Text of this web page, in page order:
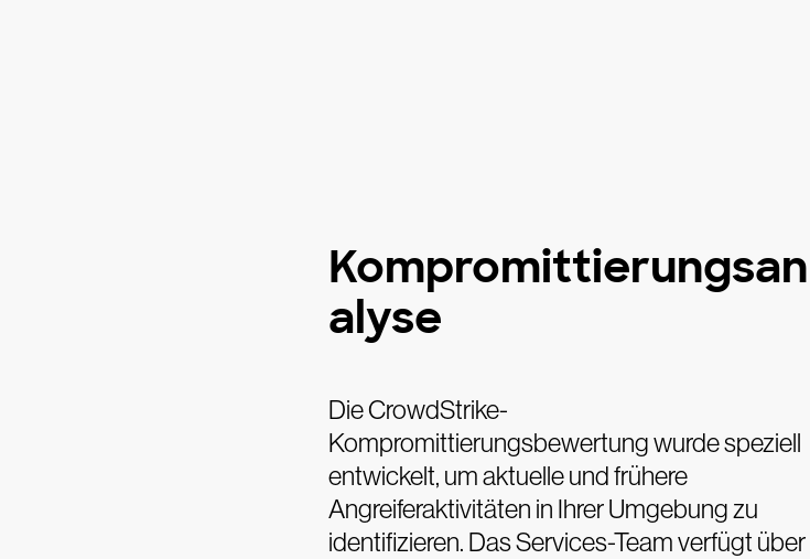
Kompromittierungsan
alyse
Die CrowdStrike-
Kompromittierungsbewertung wurde speziell
entwickelt, um aktuelle und frühere
Angreiferaktivitäten in Ihrer Umgebung zu
identifizieren. Das Services-Team verfügt über